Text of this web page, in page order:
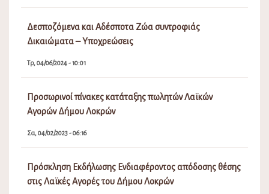
Δεσποζόμενα και Αδέσποτα Ζώα συντροφιάς
Δικαιώματα – Υποχρεώσεις
Τρ, 04/06/2024 - 10:01
Προσωρινοί πίνακες κατάταξης πωλητών Λαϊκών
Αγορών Δήμου Λοκρών
Σα, 04/02/2023 - 06:16
Πρόσκληση Εκδήλωσης Ενδιαφέροντος απόδοσης θέσης
στις Λαϊκές Αγορές του Δήμου Λοκρών